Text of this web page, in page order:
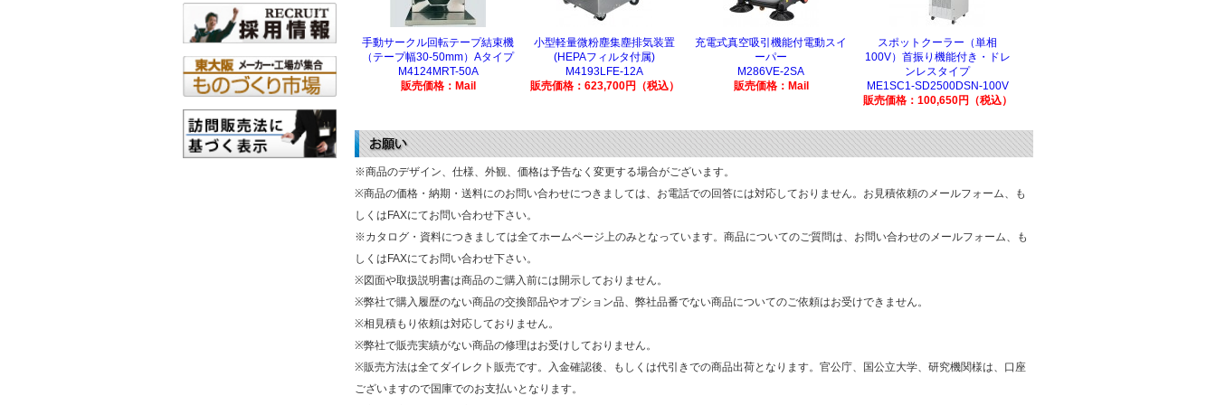
手動サークル回転テープ結束機
（テープ幅30-50mm）Aタイプ
M4124MRT-50A
販売価格：Mail
小型軽量微粉塵集塵排気装置
(HEPAフィルタ付属)
M4193LFE-12A
販売価格：623,700円（税込）
充電式真空吸引機能付電動スイ
ーパー
M286VE-2SA
販売価格：Mail
スポットクーラー（単相
100V）首振り機能付き・ドレ
ンレスタイプ
ME1SC1-SD2500DSN-100V
販売価格：100,650円（税込）
※商品のデザイン、仕様、外観、価格は予告なく変更する場合がございます。
※商品の価格・納期・送料にのお問い合わせにつきましては、お電話での回答には対応しておりません。お見積依頼のメールフォーム、も
しくはFAXにてお問い合わせ下さい。
※カタログ・資料につきましては全てホームページ上のみとなっています。商品についてのご質問は、お問い合わせのメールフォーム、も
しくはFAXにてお問い合わせ下さい。
※図面や取扱説明書は商品のご購入前には開示しておりません。
※弊社で購入履歴のない商品の交換部品やオプション品、弊社品番でない商品についてのご依頼はお受けできません。
※相見積もり依頼は対応しておりません。
※弊社で販売実績がない商品の修理はお受けしておりません。
※販売方法は全てダイレクト販売です。入金確認後、もしくは代引きでの商品出荷となります。官公庁、国公立大学、研究機関様は、口座
ございますので国庫でのお支払いとなります。